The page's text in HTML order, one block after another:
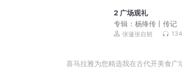
2 广场观礼
专辑： 杨绛传丨传记
张篷张自韧 134
喜马拉雅为您精选我在古代开美食广